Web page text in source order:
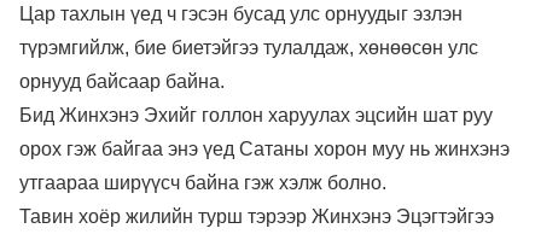
Цар тахлын үед ч гэсэн бусад улс орнуудыг эзлэн
түрэмгийлж, бие биетэйгээ тулалдаж, хөнөөсөн улс
орнууд байсаар байна.
Бид Жинхэнэ Эхийг голлон харуулах эцсийн шат руу
орох гэж байгаа энэ үед Сатаны хорон муу нь жинхэнэ
утгаараа ширүүсч байна гэж хэлж болно.
Тавин хоёр жилийн турш тэрээр Жинхэнэ Эцэгтэйгээ